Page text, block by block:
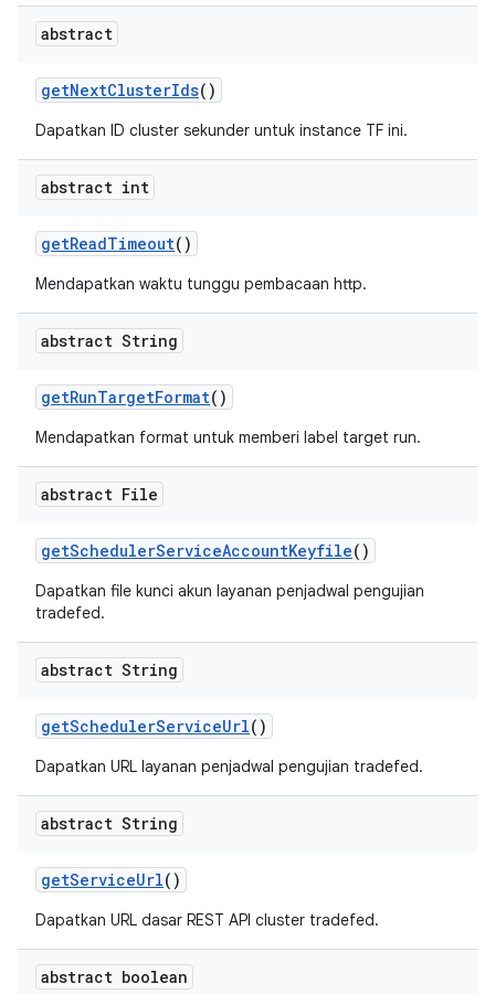
abstract
getNextClusterIds()
Dapatkan ID cluster sekunder untuk instance TF ini.
abstract int
getReadTimeout()
Mendapatkan waktu tunggu pembacaan http.
abstract String
getRunTargetFormat()
Mendapatkan format untuk memberi label target run.
abstract File
getSchedulerServiceAccountKeyfile()
Dapatkan file kunci akun layanan penjadwal pengujian
tradefed.
abstract String
getSchedulerServiceUrl()
Dapatkan URL layanan penjadwal pengujian tradefed.
abstract String
getServiceUrl()
Dapatkan URL dasar REST API cluster tradefed.
abstract boolean